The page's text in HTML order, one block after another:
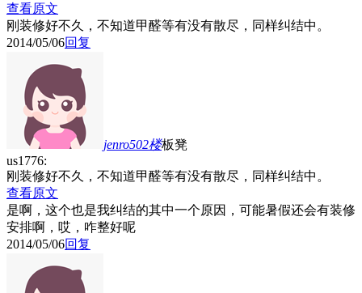
查看原文
刚装修好不久，不知道甲醛等有没有散尽，同样纠结中。
2014/05/06回复
jenro502楼板凳
us1776:
刚装修好不久，不知道甲醛等有没有散尽，同样纠结中。
查看原文
是啊，这个也是我纠结的其中一个原因，可能暑假还会有装修
安排啊，哎，咋整好呢
2014/05/06回复